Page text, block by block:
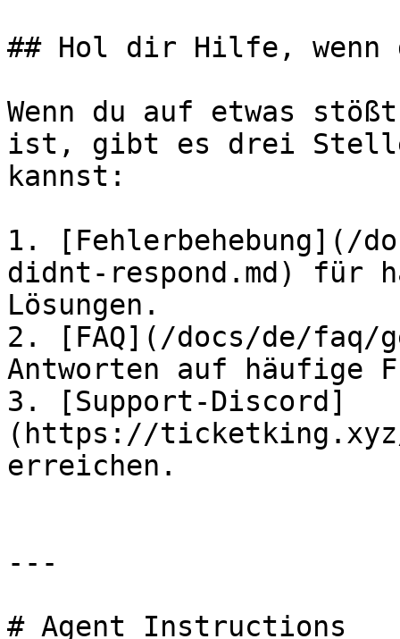
## Hol dir Hilfe, wenn
Wenn du auf etwas
ist, gibt es drei
kannst:
1. [Fehlerbehebung](/
didnt-respond.md) für
Lösungen.
2. [FAQ](/docs/de/faq/
Antworten auf häufige
3. [Support-Discord]
(https://ticketking.xyz/
erreichen.
---
# Agent Instructions